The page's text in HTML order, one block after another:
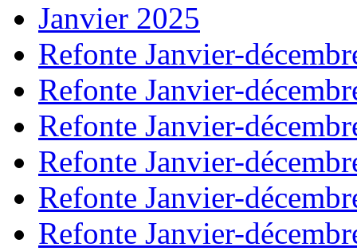
Janvier 2025
Refonte Janvier-
Refonte Janvier-
Refonte Janvier-
Refonte Janvier-
Refonte Janvier-
Refonte Janvier-